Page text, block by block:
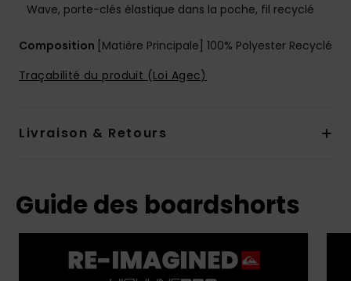
Wave, porte-clés élastique dans la poche, fil recyclé
Composition [Matière Principale] 100% Polyester Recyclé
Traçabilité du produit (Loi Agec)
Livraison & Retours
Guide des boardshorts